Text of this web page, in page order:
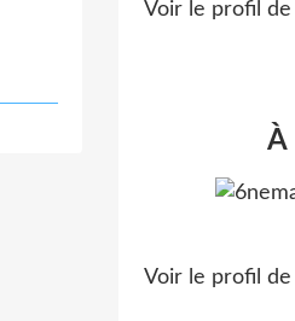
Voir le profil de
À
Voir le profil de